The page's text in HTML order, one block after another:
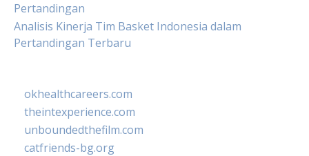
Pertandingan
Analisis Kinerja Tim Basket Indonesia dalam
Pertandingan Terbaru
okhealthcareers.com
theintexperience.com
unboundedthefilm.com
catfriends-bg.org